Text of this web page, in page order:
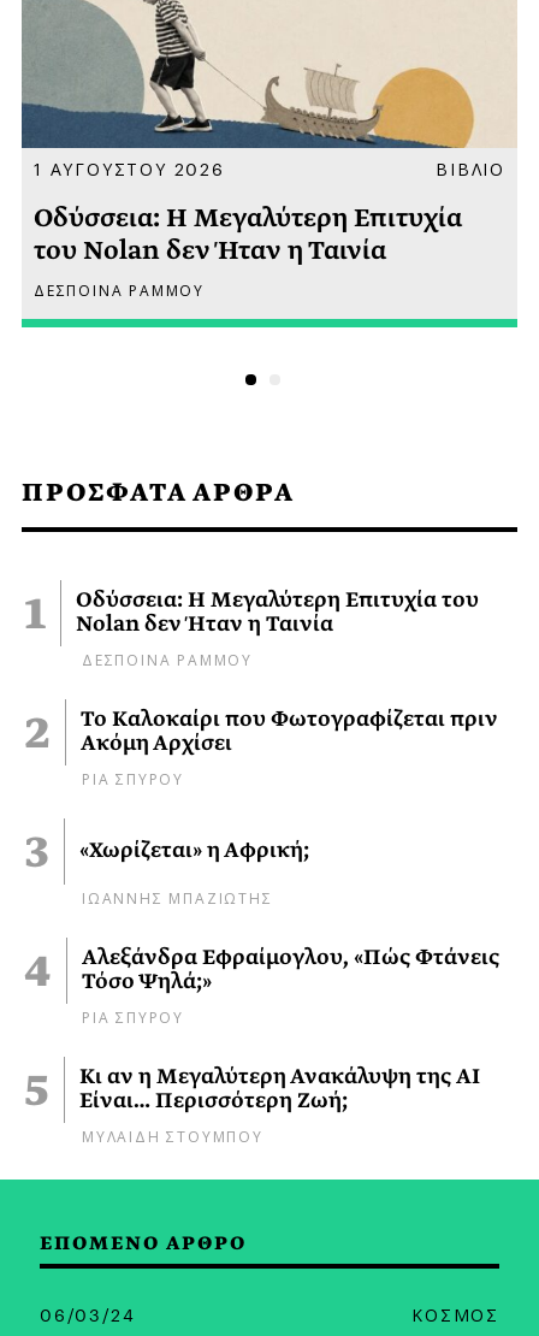
ΠΡΟΣΦΑΤΑ ΑΡΘΡΑ
Οδύσσεια: Η Μεγαλύτερη Επιτυχία του
Nolan δεν Ήταν η Ταινία
ΔΕΣΠΟΙΝΑ ΡΑΜΜΟΥ
Το Καλοκαίρι που Φωτογραφίζεται πριν
Ακόμη Αρχίσει
ΡΙΑ ΣΠΥΡΟΥ
«Χωρίζεται» η Αφρική;
ΙΩΑΝΝΗΣ ΜΠΑΖΙΩΤΗΣ
Αλεξάνδρα Εφραίμογλου, «Πώς Φτάνεις
Τόσο Ψηλά;»
ΡΙΑ ΣΠΥΡΟΥ
Κι αν η Μεγαλύτερη Ανακάλυψη της AI
Είναι… Περισσότερη Ζωή;
ΜΥΛΑΙΔΗ ΣΤΟΥΜΠΟΥ
1 ΑΥΓΟΥΣΤΟΥ 2026 ΒΙΒΛΙΟ
Οδύσσεια: Η Μεγαλύτερη Επιτυχία
του Nolan δεν Ήταν η Ταινία
ΔΕΣΠΟΙΝΑ ΡΑΜΜΟΥ
ΕΠΟΜΕΝΟ ΑΡΘΡΟ
06/03/24 ΚΟΣΜΟΣ